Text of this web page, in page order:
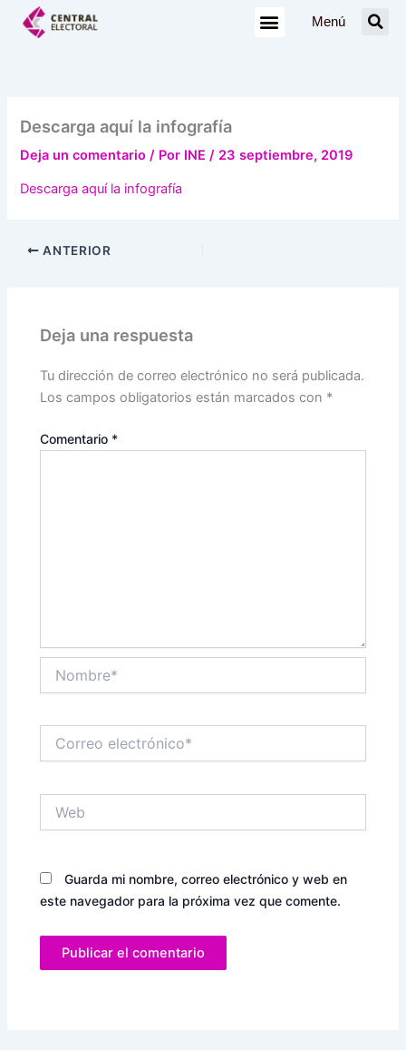
Menú
Descarga aquí la infografía
Deja un comentario / Por INE/ 23 septiembre, 2019
Descarga aquí la infografía
ANTERIOR
Deja una respuesta
Tu dirección de correo electrónico no será publicada.
Los campos obligatorios están marcados con *
Comentario *
electrónico*
Guarda mi nombre, correo electrónico y web en
este navegador para la próxima vez que comente.